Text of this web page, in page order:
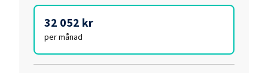
32 052 kr
per månad